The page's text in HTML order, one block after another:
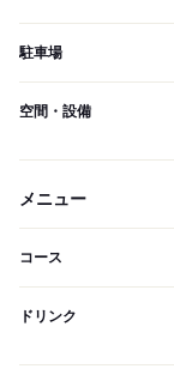
駐車場
空間・設備
メニュー
コース
ドリンク